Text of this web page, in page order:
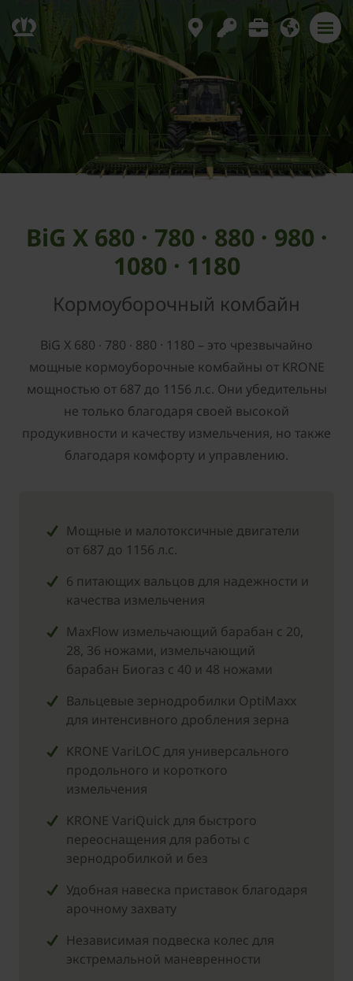
BiG X 680 · 780 · 880 · 980 ·
1080 · 1180
Кормоуборочный комбайн
BiG X 680 ∙ 780 ∙ 880 · 1180 – это чрезвычайно
мощные кормоуборочные комбайны от ­KRONE
мощностью от 687 до 1156 л.с. Они убедительны
не только благодаря своей высокой
продукивности и качеству измельчения, но также
благодаря комфорту и управлению.
Мощные и малотоксичные двигатели
от 687 до 1156 л.с.
6 питающих вальцов для надежности и
качества измельчения
MaxFlow измельчающий барабан с 20,
28, 36 ножами, измельчающий
барабан Биогаз с 40 и 48 ножами
Вальцевые зернодробилки OptiMaxx
для интенсивного дробления зерна
KRONE VariLOC для универсального
продольного и короткого
измельчения
KRONE VariQuick для быстрого
переоснащения для работы с
зернодробилкой и без
Удобная навеска приставок благодаря
арочному захвату
Независимая подвеска колес для
экстремальной маневренности